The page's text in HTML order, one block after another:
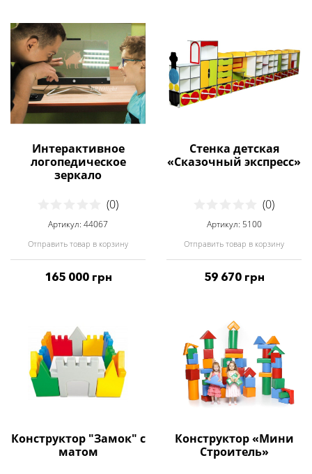
Интерактивное
логопедическое
зеркало
(0)
Артикул: 44067
Отправить товар в корзину
165 000 грн
Стенка детская
«Сказочный экспресс»
(0)
Артикул: 5100
Отправить товар в корзину
59 670 грн
Конструктор "Замок" с
матом
Конструктор «Мини
Строитель»